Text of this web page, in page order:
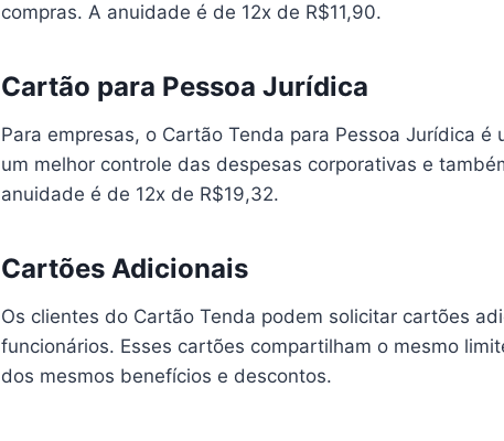
compras. A anuidade é de 12x de R$11,90.
Cartão para Pessoa Jurídica
Para empresas, o Cartão Tenda para Pessoa Jurídica é
um melhor controle das despesas corporativas e
anuidade é de 12x de R$19,32.
Cartões Adicionais
Os clientes do Cartão Tenda podem solicitar cartões
funcionários. Esses cartões compartilham o mesmo
dos mesmos benefícios e descontos.